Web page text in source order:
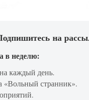
на
в неделю:
каждый день.
«Вольный странник».